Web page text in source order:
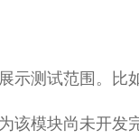
示测试范围。比
模块尚未开发完